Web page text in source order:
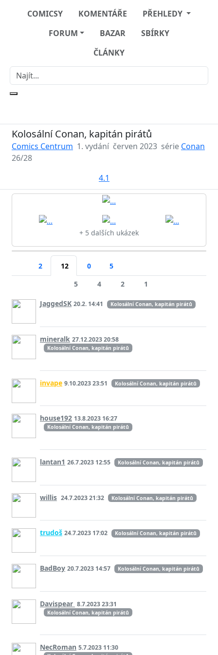
COMICSY KOMENTÁŘE
PŘEHLEDY
FORUM
BAZAR
SBÍRKY
ČLÁNKY
Kolosální Conan, kapitán pirátů
Comics Centrum 1. vydání červen 2023 série Conan
26/28
4.1
+ 5 dalších ukázek
2 12 0
5
5
4 2 1
JaggedSK 20.2. 14:41 Kolosální Conan, kapitán pirátů
mineralk 27.12.2023 20:58
Kolosální Conan, kapitán pirátů
invape 9.10.2023 23:51 Kolosální Conan, kapitán pirátů
house192 13.8.2023 16:27
Kolosální Conan, kapitán pirátů
lantan1 26.7.2023 12:55 Kolosální Conan, kapitán pirátů
willis 24.7.2023 21:32 Kolosální Conan, kapitán pirátů
trudoš 24.7.2023 17:02 Kolosální Conan, kapitán pirátů
BadBoy 20.7.2023 14:57 Kolosální Conan, kapitán pirátů
Davispear 8.7.2023 23:31
Kolosální Conan, kapitán pirátů
NecRoman 5.7.2023 11:30